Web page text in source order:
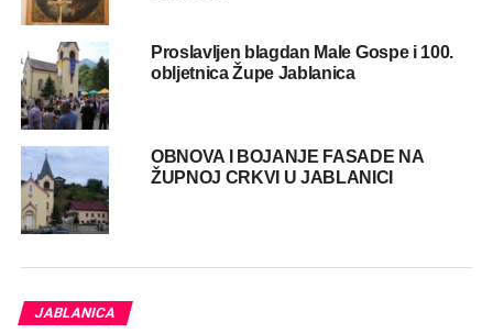
Proslavljen blagdan Male Gospe i 100.
obljetnica Župe Jablanica
OBNOVA I BOJANJE FASADE NA
ŽUPNOJ CRKVI U JABLANICI
JABLANICA